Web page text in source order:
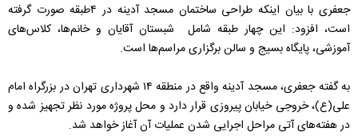
جعفری با بیان اینکه طراحی ساختمان مسجد آدینه در ۴طبقه صورت گرفته
است، افزود: این چهار طبقه شامل شبستان آقایان و خانم‌‌ها‌، کلاس‌های
آموزشی‌‌‌‌‌، پایگاه بسیج و سالن برگزاری مراسم‌‌ها است.
به گفته جعفری‌، مسجد آدینه واقع در منطقه ۱۴ شهرداری تهران در بزرگراه امام
علی(ع)، خروجی خیابان پیروزی قرار دارد و محل پروژه مورد نظر تجهیز شده و
در هفته‌‌‌‌های آتی مراحل اجرایی شدن عملیات آن آغاز خواهد شد.